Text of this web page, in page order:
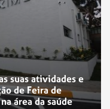
suas atividades e
de Feira de
área da saúde